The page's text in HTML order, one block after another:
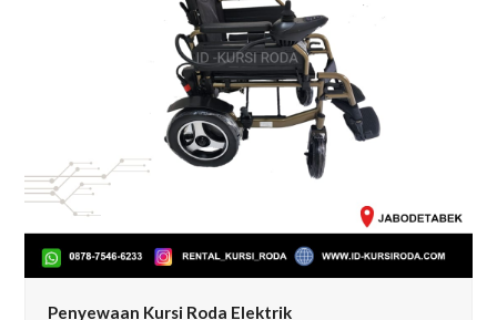
Penyewaan Kursi Roda Elektrik